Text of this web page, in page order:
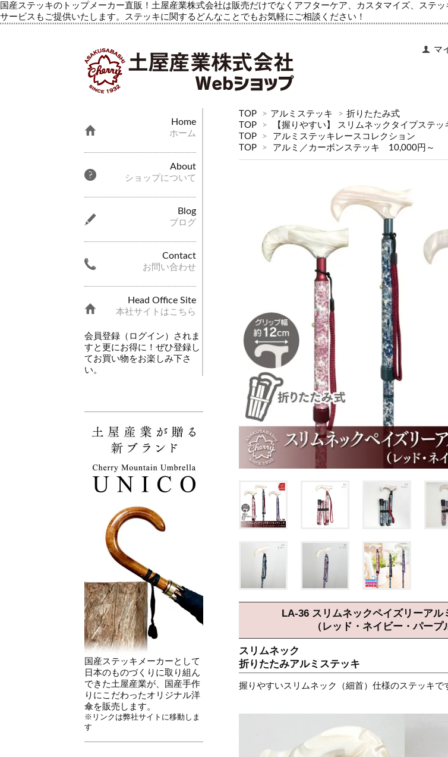
国産ステッキのトップメーカー直販！土屋産業株式会社は販売だけでなくアフターケア、カスタマイズ、ス
サービスもご提供いたします。ステッキに関するどんなことでもお気軽にご相談ください！
マ
TOP > アルミステッキ > 折りたたみ式
TOP
>
【握りやすい】 スリムネックタイプステッ
TOP
>
アルミステッキレースコレクション
TOP
> アルミ／カーボンステッキ 10,000円～
LA-36 スリムネックペイズリーアル
（レッド・ネイビー・パープ
スリムネック
折りたたみアルミステッキ
握りやすいスリムネック（細首）仕様のステッキで
Home
ホーム
About
ショップについて
Blog
ブログ
Contact
お問い合わせ
Head Office Site
本社サイトはこちら
会員登録（ログイン）されま
すと更にお得に！ぜひ登録し
てお買い物をお楽しみ下さ
い。
国産ステッキメーカーとして
日本のものづくりに取り組ん
できた土屋産業が、国産手作
りにこだわったオリジナル洋
傘を販売します。
※リンクは弊社サイトに移動しま
す